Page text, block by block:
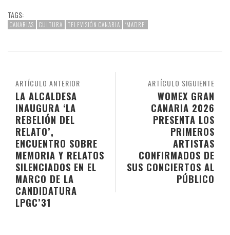
TAGS:
CANARIAS CULTURA TELEVISIÓN CANARIA ‘MADRE’
ARTÍCULO SIGUIENTE
WOMEX GRAN
CANARIA 2026
PRESENTA LOS
PRIMEROS
ARTISTAS
CONFIRMADOS DE
SUS CONCIERTOS AL
PÚBLICO
ARTÍCULO ANTERIOR
LA ALCALDESA
INAUGURA ‘LA
REBELIÓN DEL
RELATO’,
ENCUENTRO SOBRE
MEMORIA Y RELATOS
SILENCIADOS EN EL
MARCO DE LA
CANDIDATURA
LPGC’31